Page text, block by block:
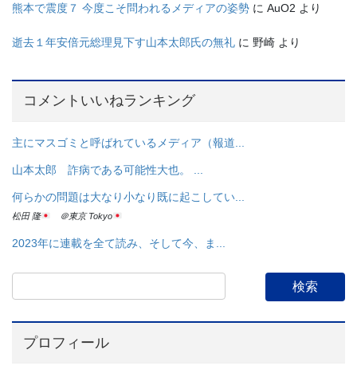
熊本で震度７ 今度こそ問われるメディアの姿勢 に AuO2 より
逝去１年安倍元総理見下す山本太郎氏の無礼 に 野崎 より
コメントいいねランキング
主にマスゴミと呼ばれているメディア（報道...
山本太郎 詐病である可能性大也。 ...
何らかの問題は大なり小なり既に起こしてい...
松田 隆 ＠東京 Tokyo
2023年に連載を全て読み、そして今、ま...
プロフィール